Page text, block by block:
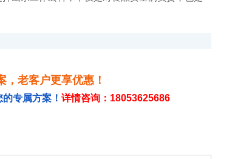
老客户更享优惠！
专属方案！ 详情咨询：18053625686